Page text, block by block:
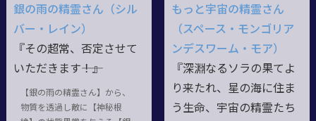
銀の雨の精霊さん（シル
バー・レイン）
『その超常、否定させて
いただきます――！』
【銀の雨の精霊さん】から、
物質を透過し敵に【神秘根
もっと宇宙の精霊さん
（スペース・モンゴリア
ンデスワーム・モア）
『深淵なるソラの果てよ
り来たれ、星の海に住ま
う生命、宇宙の精霊たち